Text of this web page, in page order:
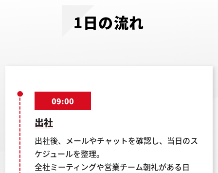
1日の流れ
09:00
出社
出社後、メールやチャットを確認し、当日のス
ケジュールを整理。
全社ミーティングや営業チーム朝礼がある日